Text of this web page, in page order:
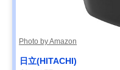
Photo by Amazon
日立(HITACHI)